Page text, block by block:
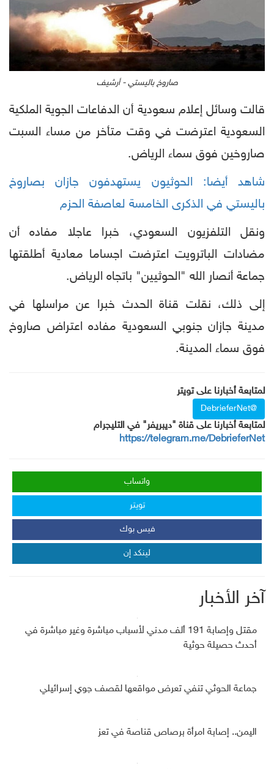
صاروخ باليستي - أرشيف
قالت وسائل إعلام سعودية أن الدفاعات الجوية الملكية
السعودية اعترضت في وقت متأخر من مساء السبت
صاروخين فوق سماء الرياض.
شاهد أيضا: الحوثيون يستهدفون جازان بصاروخ
باليستي في الذكرى الخامسة لعاصفة الحزم
ونقل التلفزيون السعودي، خبرا عاجلا مفاده أن
مضادات الباترويت اعترضت اجساما معادية أطلقتها
جماعة أنصار الله "الحوثيين" باتجاه الرياض.
إلى ذلك، نقلت قناة الحدث خبرا عن مراسلها في
مدينة جازان جنوبي السعودية مفاده اعتراض صاروخ
فوق سماء المدينة.
لمتابعة أخبارنا على تويتر
@DebrieferNet
لمتابعة أخبارنا على قناة "ديبريفر" في التليجرام
https://telegram.me/DebrieferNet
واتساب
تويتر
فيس بوك
لينكد إن
آخر الأخبار
مقتل وإصابة 191 ألف مدني لأسباب مباشرة وغير مباشرة في
أحدث حصيلة حوثية
جماعة الحوثي تنفي تعرض مواقعها لقصف جوي إسرائيلي
اليمن.. إصابة امرأة برصاص قناصة في تعز